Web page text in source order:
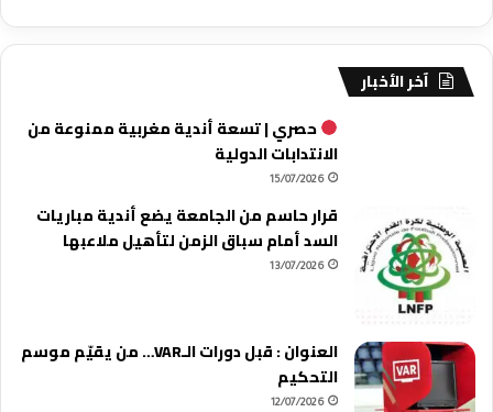
آخر الأخبار
حصري | تسعة أندية مغربية ممنوعة من
الانتدابات الدولية
15/07/2026
قرار حاسم من الجامعة يضع أندية مباريات
السد أمام سباق الزمن لتأهيل ملاعبها
13/07/2026
العنوان : قبل دورات الـVAR… من يقيّم موسم
التحكيم
12/07/2026